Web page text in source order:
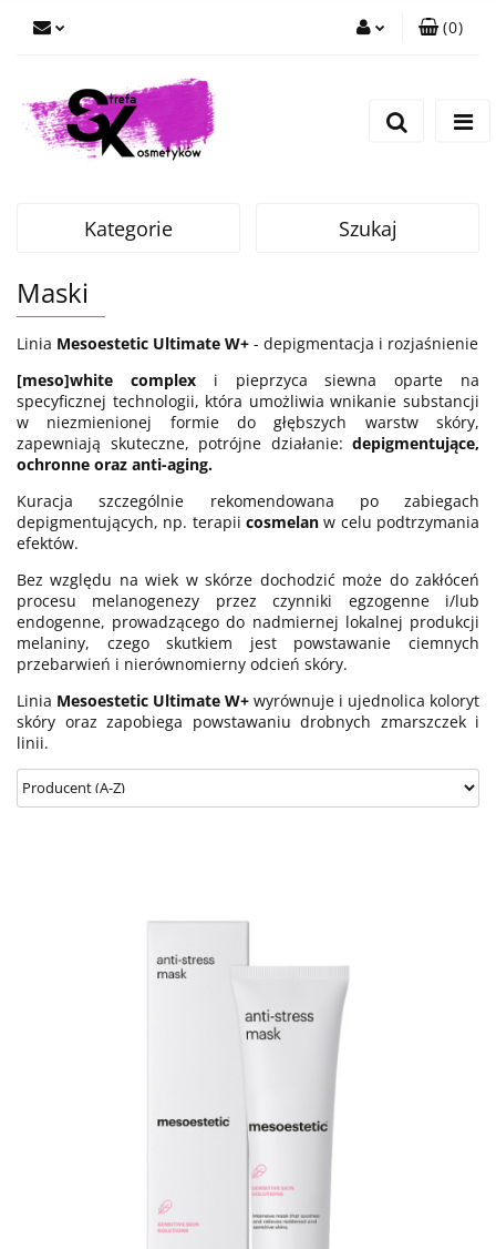
(0)
Kategorie Szukaj
Maski
Linia Mesoestetic Ultimate W+ - depigmentacja i rozjaśnienie
[meso]white complexi pieprzyca siewna oparte na
specyficznej technologii, która umożliwia wnikanie substancji
w niezmienionej formie do głębszych warstw skóry,
zapewniają skuteczne, potrójne działanie: depigmentujące,
ochronne oraz anti-aging.
Kuracja szczególnie rekomendowana po zabiegach
depigmentujących, np. terapii cosmelan w celu podtrzymania
efektów.
Bez względu na wiek w skórze dochodzić może do zakłóceń
procesu melanogenezy przez czynniki egzogenne i/lub
endogenne, prowadzącego do nadmiernej lokalnej produkcji
melaniny, czego skutkiem jest powstawanie ciemnych
przebarwień i nierównomierny odcień skóry.
Linia Mesoestetic Ultimate W+ wyrównuje i ujednolica koloryt
skóry oraz zapobiega powstawaniu drobnych zmarszczek i
linii.